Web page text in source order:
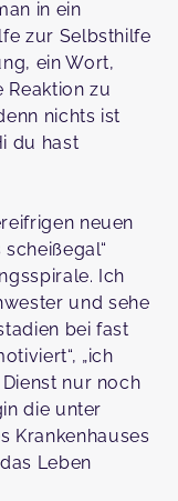
in ein
zur Selbsthilfe
ein Wort,
Reaktion zu
nichts ist
du hast
neuen
Ich
und sehe
bei fast
„ich
nur noch
die unter
Krankenhauses
Leben